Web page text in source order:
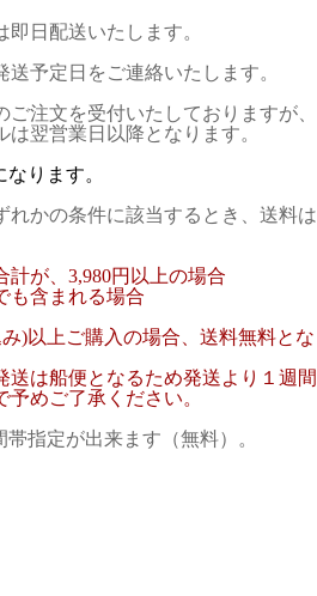
日配送いたします。
予定日をご連絡いたします。
ご注文を受付いたしておりますが、
翌営業日以降となります。
ります。
れかの条件に該当するとき、送料は
が、3,980円以上の場合
も含まれる場合
)以上ご購入の場合、送料無料とな
は船便となるため発送より１週間
めご了承ください。
指定が出来ます（無料）。